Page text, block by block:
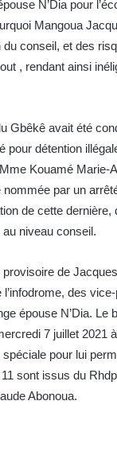
N’Dia pour
Mangoua
conseil, et des
, rendant ainsi
Gbêkê avait été
détention
Kouamé Marie-
par un
de cette
niveau conseil.
de
des
épouse N’Dia. Le
7 juillet 2021
pour lui
sont issus du
Abonoua.